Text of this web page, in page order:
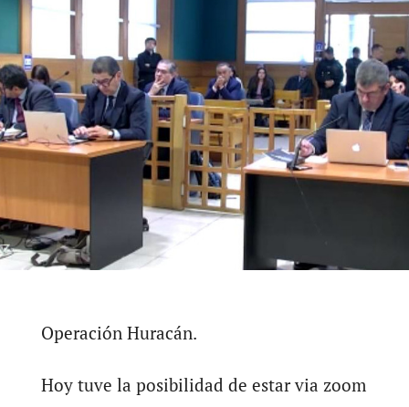
Operación Huracán.
Hoy tuve la posibilidad de estar via zoom